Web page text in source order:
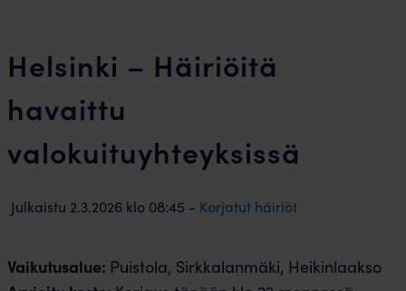
Helsinki – Häiriöitä
havaittu
valokuituyhteyksissä
Julkaistu 2.3.2026 klo 08:45 - Korjatut häiriöt
Vaikutusalue: Puistola, Sirkkalanmäki, Heikinlaakso